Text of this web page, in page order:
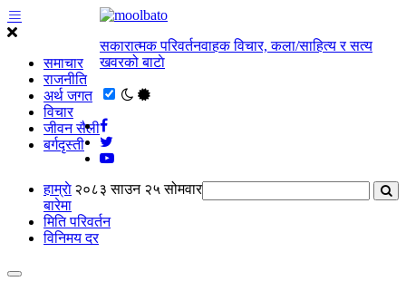
समाचार
राजनीति
अर्थ जगत
विचार
जीवन सैली
बर्गदृस्ती
सकारात्मक परिवर्तनवाहक विचार, कला/साहित्य र सत्य
खवरको बाटाे
२०८३ साउन २५ सोमवार
हाम्राे
बारेमा
मिति परिवर्तन
विनिमय दर